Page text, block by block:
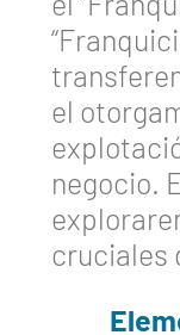
el
negocio.
cruciales